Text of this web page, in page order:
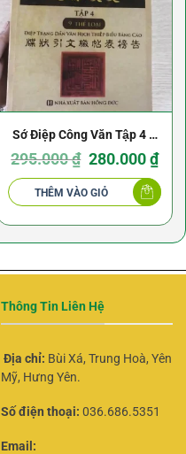
Sớ Điệp Công Văn Tập 4 –
Thích Nguyên Tâm: Điệp
Trạng Dẫn Văn Hịch
295.000₫ Giá
gốc
295.000 ₫.
280.000₫Giá
hiện
là:
THÊM VÀO GIỎ
Thông Tin Liên Hệ
Địa chỉ: Bùi Xá, Trung Hoà, Yên
Mỹ, Hưng Yên.
Số điện thoại: 036.686.5351
Email: